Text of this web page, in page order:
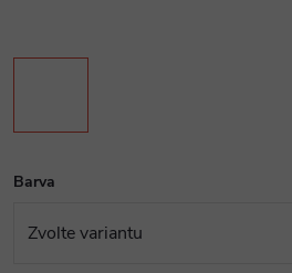
Barva